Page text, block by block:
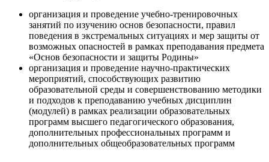
организация и проведение учебно-тренировочных
занятий по изучению основ безопасности, правил
поведения в экстремальных ситуациях и мер защиты от
возможных опасностей в рамках преподавания предмета
«Основ безопасности и защиты Родины»
организация и проведение научно-практических
мероприятий, способствующих развитию
образовательной среды и совершенствованию методики
и подходов к преподаванию учебных дисциплин
(модулей) в рамках реализации образовательных
программ высшего педагогического образования,
дополнительных профессиональных программ и
дополнительных общеобразовательных программ